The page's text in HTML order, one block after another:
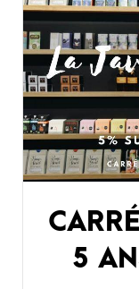
5